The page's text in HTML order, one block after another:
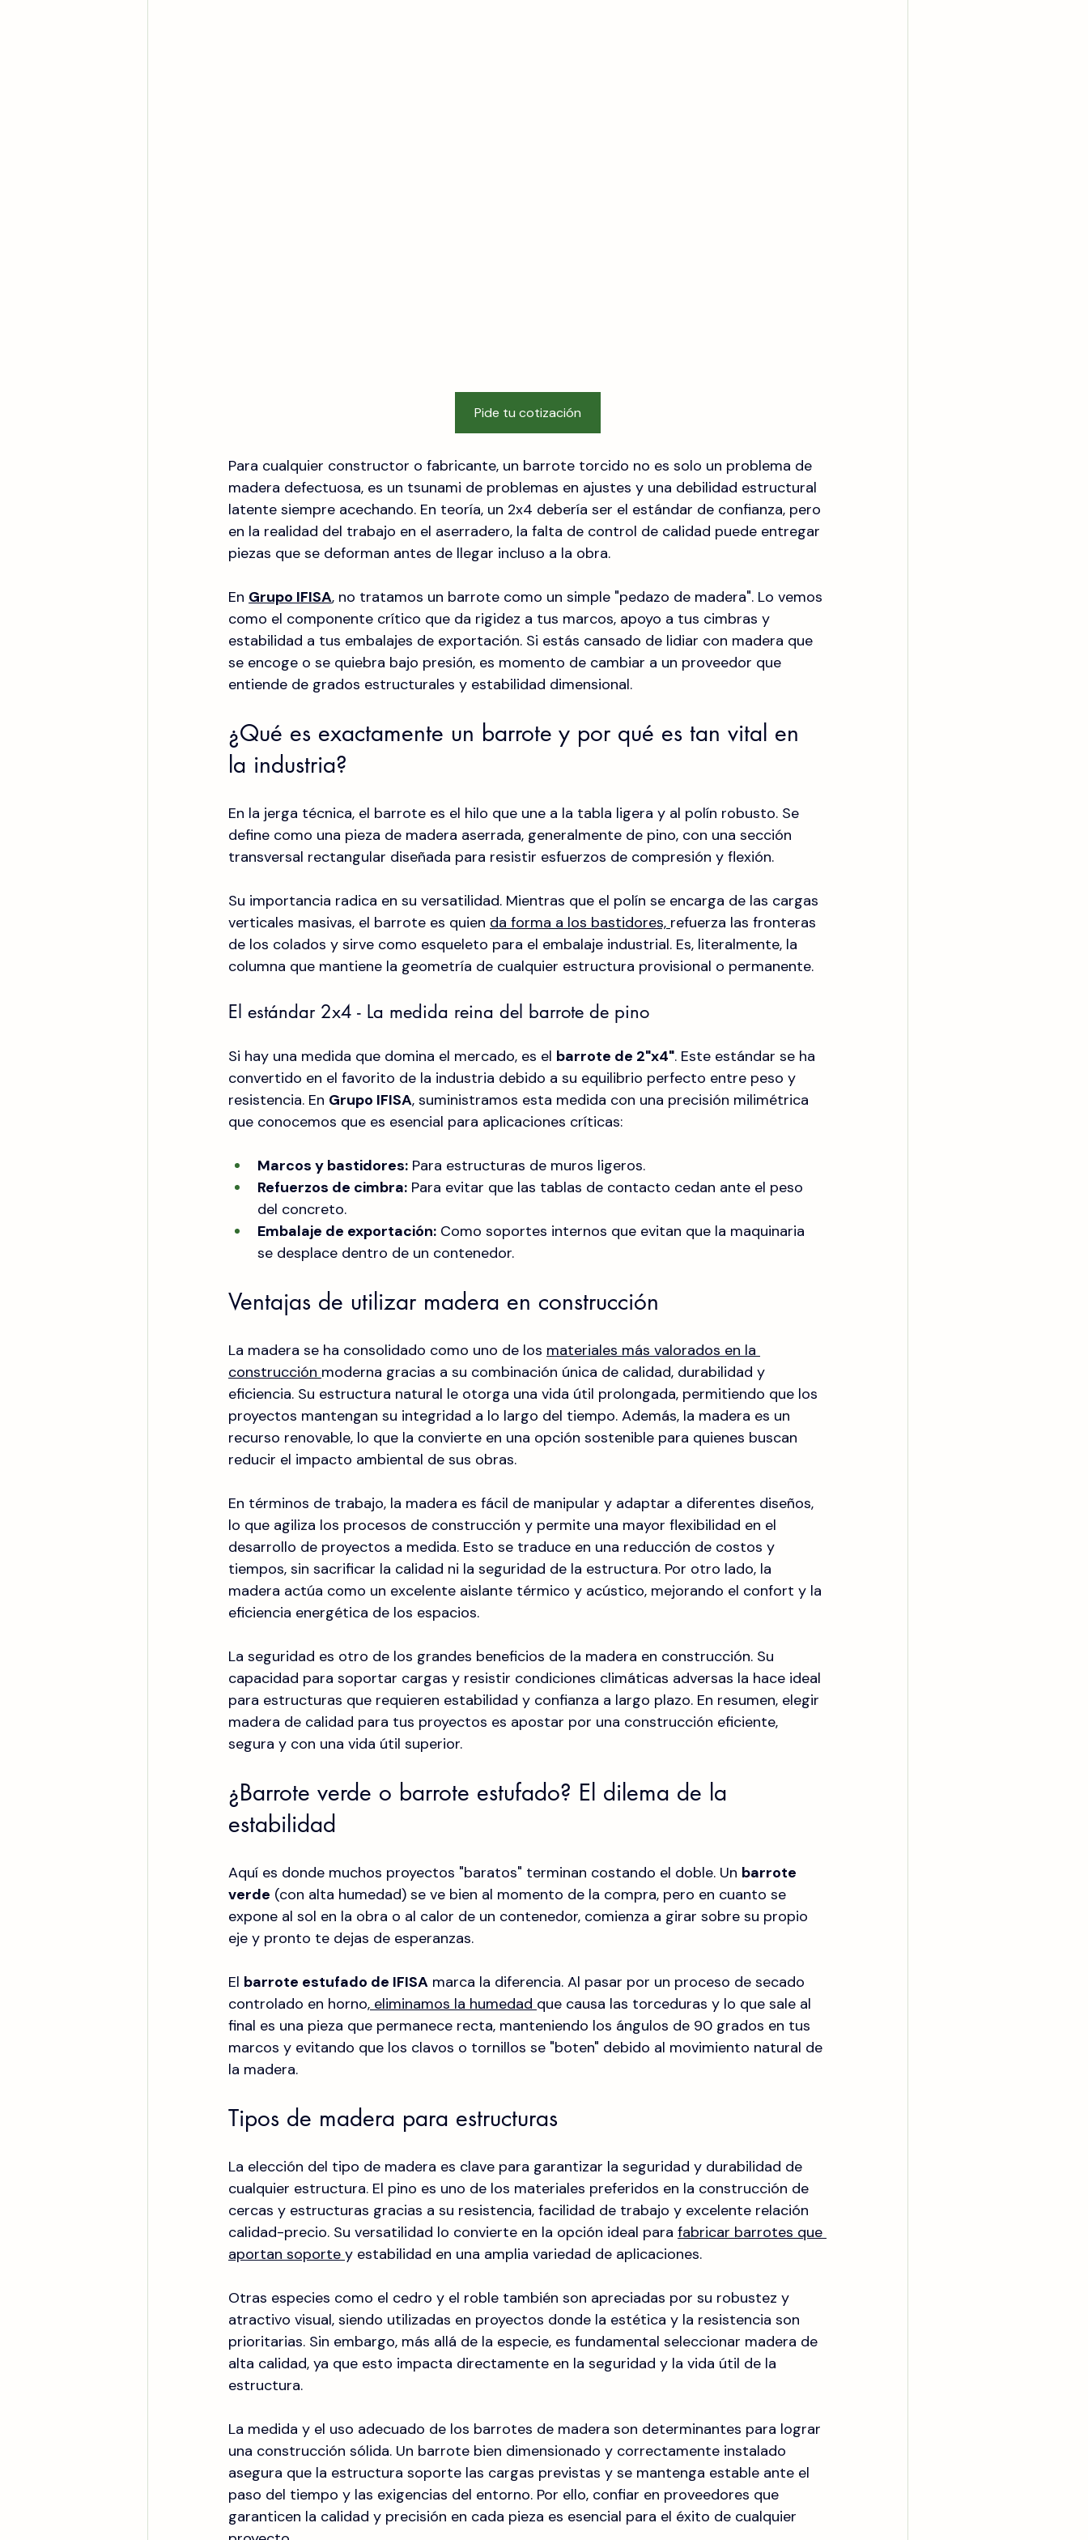
Pide tu cotización
Para cualquier constructor o fabricante, un barrote torcido no es solo un problema de
madera defectuosa, es un tsunami de problemas en ajustes y una debilidad estructural
latente siempre acechando. En teoría, un 2x4 debería ser el estándar de confianza, pero
en la realidad del trabajo en el aserradero, la falta de control de calidad puede entregar
piezas que se deforman antes de llegar incluso a la obra.
En Grupo IFISA, no tratamos un barrote como un simple "pedazo de madera". Lo vemos
como el componente crítico que da rigidez a tus marcos, apoyo a tus cimbras y
estabilidad a tus embalajes de exportación. Si estás cansado de lidiar con madera que
se encoge o se quiebra bajo presión, es momento de cambiar a un proveedor que
entiende de grados estructurales y estabilidad dimensional.
¿Qué es exactamente un barrote y por qué es tan vital en
la industria?
En la jerga técnica, el barrote es el hilo que une a la tabla ligera y al polín robusto. Se
define como una pieza de madera aserrada, generalmente de pino, con una sección
transversal rectangular diseñada para resistir esfuerzos de compresión y flexión.
Su importancia radica en su versatilidad. Mientras que el polín se encarga de las cargas
verticales masivas, el barrote es quien da forma a los bastidores, refuerza las fronteras
de los colados y sirve como esqueleto para el embalaje industrial. Es, literalmente, la
columna que mantiene la geometría de cualquier estructura provisional o permanente.
El estándar 2x4 - La medida reina del barrote de pino
Si hay una medida que domina el mercado, es el barrote de 2"x4". Este estándar se ha
convertido en el favorito de la industria debido a su equilibrio perfecto entre peso y
resistencia. En Grupo IFISA, suministramos esta medida con una precisión milimétrica
que conocemos que es esencial para aplicaciones críticas:
Marcos y bastidores: Para estructuras de muros ligeros.
Refuerzos de cimbra: Para evitar que las tablas de contacto cedan ante el peso
del concreto.
Embalaje de exportación: Como soportes internos que evitan que la maquinaria
se desplace dentro de un contenedor.
Ventajas de utilizar madera en construcción
La madera se ha consolidado como uno de los materiales más valorados en la
construcción moderna gracias a su combinación única de calidad, durabilidad y
eficiencia. Su estructura natural le otorga una vida útil prolongada, permitiendo que los
proyectos mantengan su integridad a lo largo del tiempo. Además, la madera es un
recurso renovable, lo que la convierte en una opción sostenible para quienes buscan
reducir el impacto ambiental de sus obras.
En términos de trabajo, la madera es fácil de manipular y adaptar a diferentes diseños,
lo que agiliza los procesos de construcción y permite una mayor flexibilidad en el
desarrollo de proyectos a medida. Esto se traduce en una reducción de costos y
tiempos, sin sacrificar la calidad ni la seguridad de la estructura. Por otro lado, la
madera actúa como un excelente aislante térmico y acústico, mejorando el confort y la
eficiencia energética de los espacios.
La seguridad es otro de los grandes beneficios de la madera en construcción. Su
capacidad para soportar cargas y resistir condiciones climáticas adversas la hace ideal
para estructuras que requieren estabilidad y confianza a largo plazo. En resumen, elegir
madera de calidad para tus proyectos es apostar por una construcción eficiente,
segura y con una vida útil superior.
¿Barrote verde o barrote estufado? El dilema de la
estabilidad
Aquí es donde muchos proyectos "baratos" terminan costando el doble. Un barrote
verde (con alta humedad) se ve bien al momento de la compra, pero en cuanto se
expone al sol en la obra o al calor de un contenedor, comienza a girar sobre su propio
eje y pronto te dejas de esperanzas.
El barrote estufado de IFISA marca la diferencia. Al pasar por un proceso de secado
controlado en horno, eliminamos la humedad que causa las torceduras y lo que sale al
final es una pieza que permanece recta, manteniendo los ángulos de 90 grados en tus
marcos y evitando que los clavos o tornillos se "boten" debido al movimiento natural de
la madera.
Tipos de madera para estructuras
La elección del tipo de madera es clave para garantizar la seguridad y durabilidad de
cualquier estructura. El pino es uno de los materiales preferidos en la construcción de
cercas y estructuras gracias a su resistencia, facilidad de trabajo y excelente relación
calidad-precio. Su versatilidad lo convierte en la opción ideal para fabricar barrotes que
aportan soporte y estabilidad en una amplia variedad de aplicaciones.
Otras especies como el cedro y el roble también son apreciadas por su robustez y
atractivo visual, siendo utilizadas en proyectos donde la estética y la resistencia son
prioritarias. Sin embargo, más allá de la especie, es fundamental seleccionar madera de
alta calidad, ya que esto impacta directamente en la seguridad y la vida útil de la
estructura.
La medida y el uso adecuado de los barrotes de madera son determinantes para lograr
una construcción sólida. Un barrote bien dimensionado y correctamente instalado
asegura que la estructura soporte las cargas previstas y se mantenga estable ante el
paso del tiempo y las exigencias del entorno. Por ello, confiar en proveedores que
garanticen la calidad y precisión en cada pieza es esencial para el éxito de cualquier